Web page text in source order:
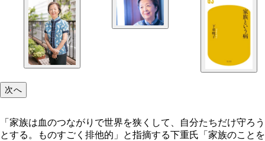
次へ
「家族は血のつながりで世界を狭くして、自分たちだけ守ろう
とする。ものすごく排他的」と指摘する下重氏「家族のことを